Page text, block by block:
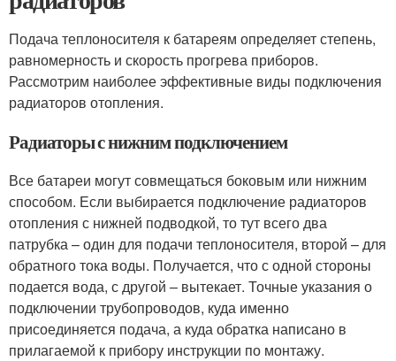
Подача теплоносителя к батареям определяет степень,
равномерность и скорость прогрева приборов.
Рассмотрим наиболее эффективные виды подключения
радиаторов отопления.
Радиаторы с нижним подключением
Все батареи могут совмещаться боковым или нижним
способом. Если выбирается подключение радиаторов
отопления с нижней подводкой, то тут всего два
патрубка – один для подачи теплоносителя, второй – для
обратного тока воды. Получается, что с одной стороны
подается вода, с другой – вытекает. Точные указания о
подключении трубопроводов, куда именно
присоединяется подача, а куда обратка написано в
прилагаемой к прибору инструкции по монтажу.